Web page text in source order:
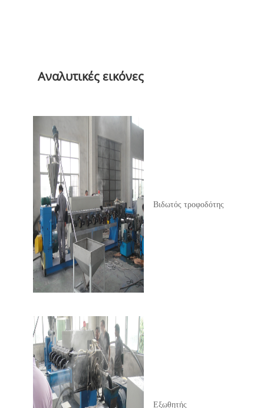
Αναλυτικές εικόνες
Βιδωτός τροφοδότης
Εξωθητής